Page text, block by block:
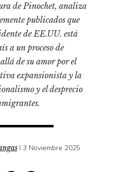
de Pinochet, analiza
publicados que
de EE.UU. está
a un proceso de
de su amor por el
expansionista y la
y el desprecio
I 3 Noviembre 2025